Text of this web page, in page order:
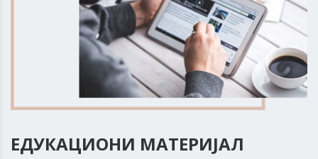
ЕДУКАЦИОНИ МАТЕРИЈАЛ